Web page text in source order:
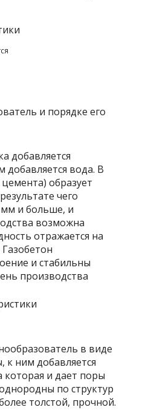
и порядке его
добавляется
вода. В
образует
чего
и больше, и
возможна
отражается на
и стабильны
производства
в виде
к ним добавляется
и дает поры
по структур
толстой, прочной.